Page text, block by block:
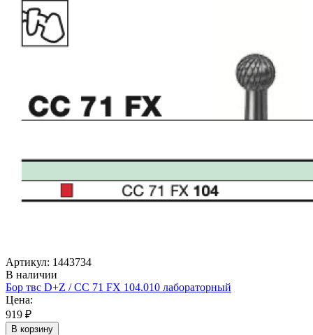
Артикул: 1443734
В наличии
Бор твс D+Z / CC 71 FX 104.010 лабораторный
Цена:
919 ₽
В корзину